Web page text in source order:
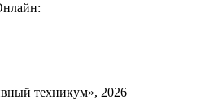
техникум», 2026